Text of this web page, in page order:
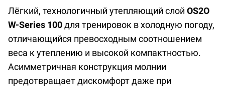
Лёгкий, технологичный утепляющий слой OS2O
W-Series 100для тренировок в холодную погоду,
отличающийся превосходным соотношением
веса к утеплению и высокой компактностью.
Асимметричная конструкция молнии
предотвращает дискомфорт даже при